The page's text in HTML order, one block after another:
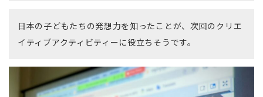
日本の子どもたちの発想力を知ったことが、次回のクリエ
イティブアクティビティーに役立ちそうです。